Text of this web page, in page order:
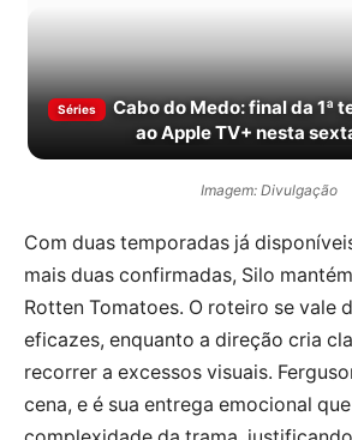
Séries
Cabo do Medo: final da 1ª
ao Apple TV+ nesta
Imagem: Divulgação
Com duas temporadas já
mais duas confirmadas, Silo
Rotten Tomatoes. O roteiro se vale
eficazes, enquanto a direção cria
recorrer a excessos visuais.
cena, e é sua entrega emocional